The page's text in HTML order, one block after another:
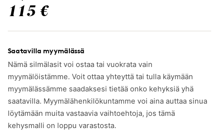
115 €
Saatavilla myymälässä
Nämä silmälasit voi ostaa tai vuokrata vain
myymälöistämme. Voit ottaa yhteyttä tai tulla käymään
myymälässämme saadaksesi tietää onko kehyksiä yhä
saatavilla. Myymälähenkilökuntamme voi aina auttaa sinua
löytämään muita vastaavia vaihtoehtoja, jos tämä
kehysmalli on loppu varastosta.